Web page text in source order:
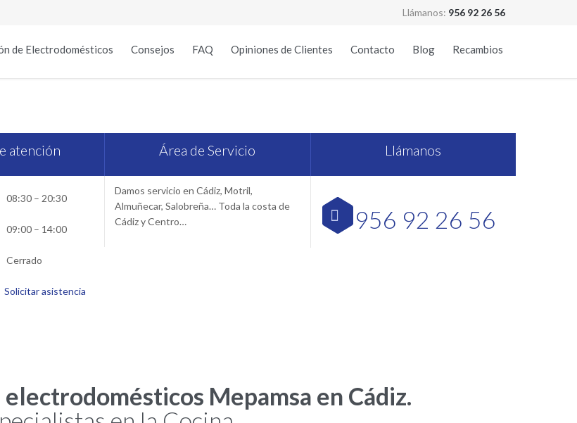
Llámanos: 956 92 26 56
de Electrodomésticos Consejos FAQ Opiniones de Clientes Contacto Blog Recambios
Técnico Mepamsa en Cádiz
atención
08:30 – 20:30
09:00 – 14:00
Cerrado
Solicitar asistencia
Área de Servicio
Damos servicio en Cádiz, Motril,
Almuñecar, Salobreña… Toda la costa de
Cádiz y Centro…
Llámanos
 956 92 26 56
Mepamsa en Cádiz.